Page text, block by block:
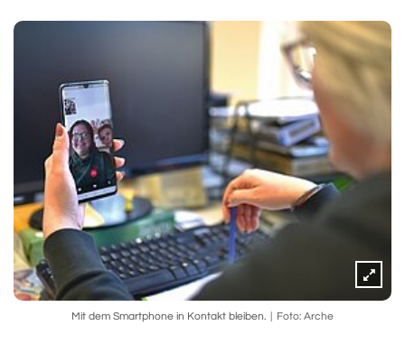
Mit dem Smartphone in Kontakt bleiben. Foto: Arche